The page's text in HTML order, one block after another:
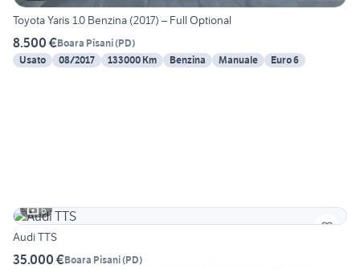
Toyota Yaris 1.0 Benzina (2017) – Full Optional
8.500 €Boara Pisani(PD)
Usato
08/2017 133000 Km Benzina Manuale Euro 6
6
Audi TTS
35.000 €Boara Pisani(PD)